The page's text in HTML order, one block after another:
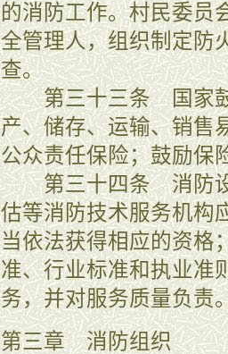
的消防工作。村民委员
全管理人，组织制定防
查。
第三十三条 国家鼓
产、储存、运输、销售
公众责任保险；鼓励保
第三十四条 消防设
估等消防技术服务机构
当依法获得相应的资格
准、行业标准和执业准
务，并对服务质量负责
第三章 消防组织